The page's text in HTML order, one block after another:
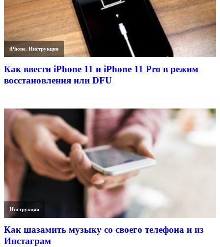
iPhone,Инструкции
Как ввести iPhone 11 и iPhone 11 Pro в режим
восстановления или DFU
Инструкции
Как шазамить музыку со своего телефона и из
Инстаграм